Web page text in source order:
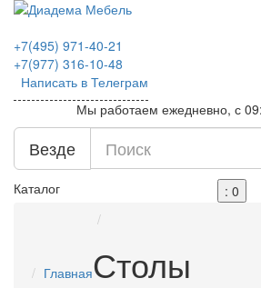
+7(495) 971-40-21
+7(977) 316-10-48
Написать в Телеграм
Мы работаем ежедневно, с
Везде
Каталог : 0
ГлавнаяСтолы